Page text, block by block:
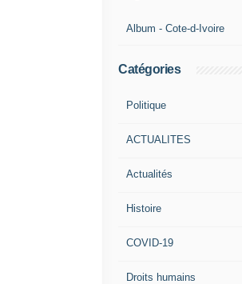
Album - Cote-d-Ivoire
Catégories
Politique
ACTUALITES
Actualités
Histoire
COVID-19
Droits humains